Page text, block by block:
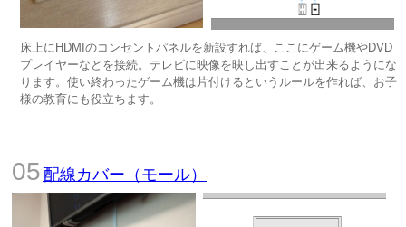
床上にHDMIのコンセントパネルを新設すれば、ここにゲーム機やDVD
プレイヤーなどを接続。テレビに映像を映し出すことが出来るようにな
ります。使い終わったゲーム機は片付けるというルールを作れば、お子
様の教育にも役立ちます。
配線カバー（モール）